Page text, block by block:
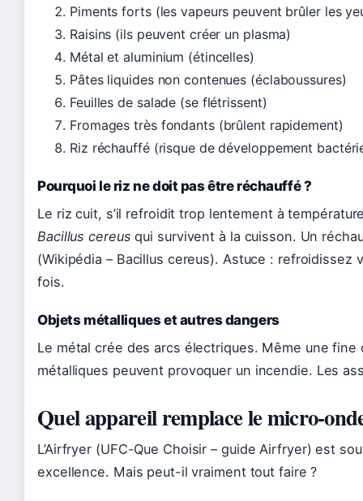
Piments forts (les vapeurs peuvent brûler les
Raisins (ils peuvent créer un plasma)
Métal et aluminium (étincelles)
Pâtes liquides non contenues (éclaboussures)
Feuilles de salade (se flétrissent)
Fromages très fondants (brûlent rapidement)
Riz réchauffé (risque de développement
Pourquoi le riz ne doit pas être réchauffé ?
Le riz cuit, s’il refroidit trop lentement à
Bacillus cereus qui survivent à la cuisson. Un
(Wikipédia – Bacillus cereus). Astuce : refroidissez
fois.
Objets métalliques et autres dangers
Le métal crée des arcs électriques. Même une fine
métalliques peuvent provoquer un incendie. Les
Quel appareil remplace le micro-
L’Airfryer (UFC-Que Choisir – guide Airfryer) est
excellence. Mais peut-il vraiment tout faire ?